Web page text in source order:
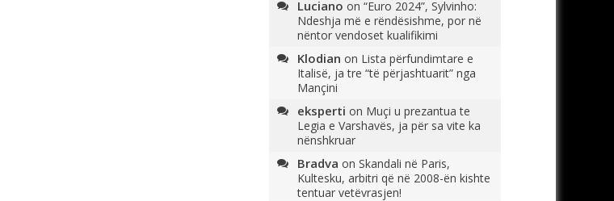
Luciano on “Euro 2024”, Sylvinho:
Ndeshja më e rëndësishme, por në
nëntor vendoset kualifikimi
Klodian on Lista përfundimtare e
Italisë, ja tre “të përjashtuarit” nga
Mançini
eksperti on Muçi u prezantua te
Legia e Varshavës, ja për sa vite ka
nënshkruar
Bradva on Skandali në Paris,
Kultesku, arbitri që në 2008-ën kishte
tentuar vetëvrasjen!